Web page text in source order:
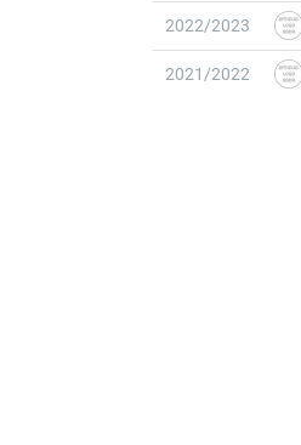
2022/2023
2021/2022